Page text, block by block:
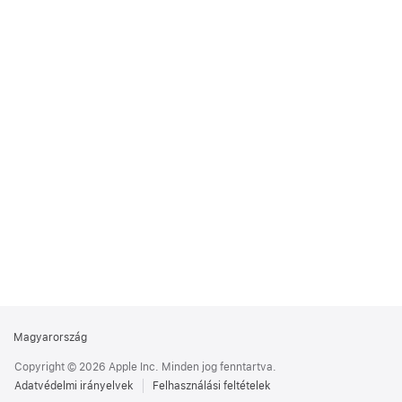
Apple
Footer
Magyarország
Copyright © 2026 Apple Inc. Minden jog fenntartva.
Adatvédelmi irányelvek
Felhasználási feltételek